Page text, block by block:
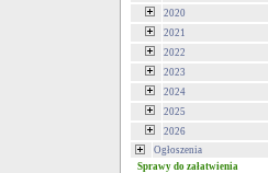
2020
2021
2022
2023
2024
2025
2026
Ogłoszenia
Sprawy do załatwienia